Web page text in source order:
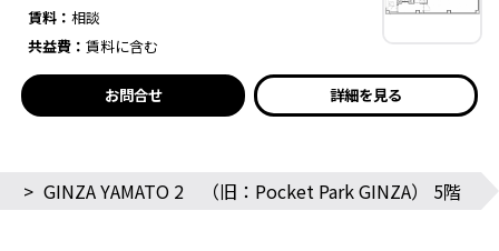
賃料： 相談
共益費： 賃料に含む
お問合せ 詳細を見る
> GINZA YAMATO 2 （旧：Pocket Park GINZA） 5階